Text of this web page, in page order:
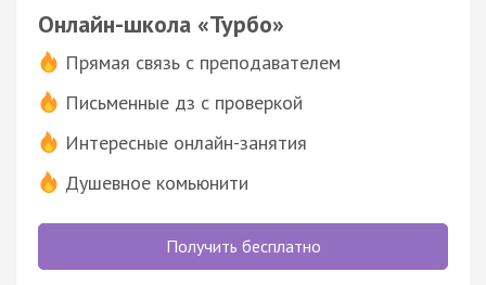
Онлайн-школа «Турбо»
Прямая связь с преподавателем
Письменные дз с проверкой
Интересные онлайн-занятия
Душевное комьюнити
Получить бесплатно